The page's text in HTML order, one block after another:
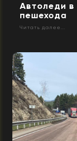
Автоледи
пешехода
Читать далее...